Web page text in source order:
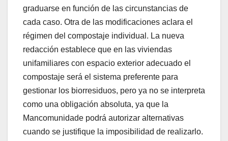
graduarse en función de las circunstancias de
cada caso. Otra de las modificaciones aclara el
régimen del compostaje individual. La nueva
redacción establece que en las viviendas
unifamiliares con espacio exterior adecuado el
compostaje será el sistema preferente para
gestionar los biorresiduos, pero ya no se interpreta
como una obligación absoluta, ya que la
Mancomunidade podrá autorizar alternativas
cuando se justifique la imposibilidad de realizarlo.